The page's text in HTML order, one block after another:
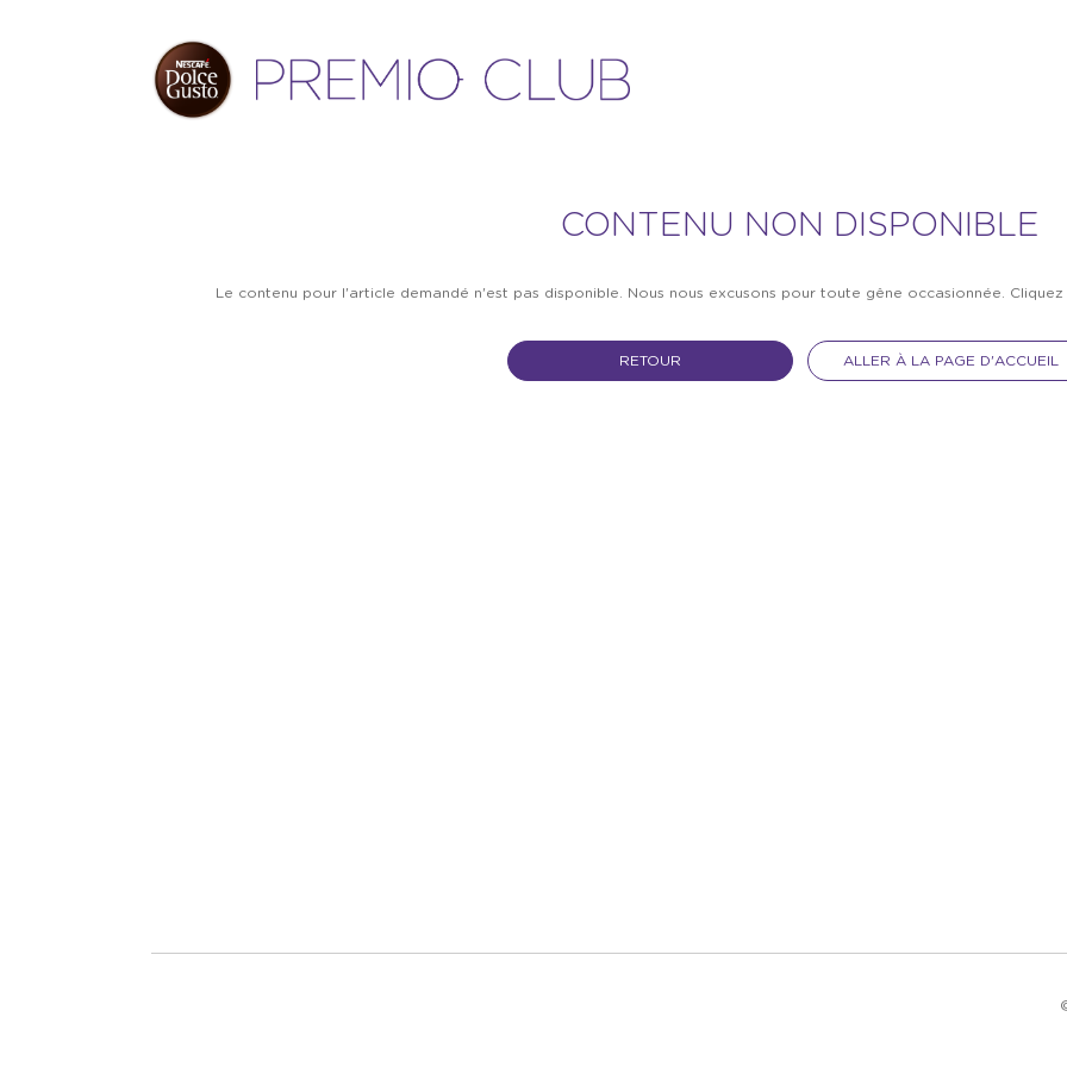
CONTENU NON DISPONIBLE
Le contenu pour l'article demandé n'est pas disponible. Nous nous excusons pour toute gêne occasionnée. Cliquez
RETOUR ALLER À LA PAGE D'ACCUEIL